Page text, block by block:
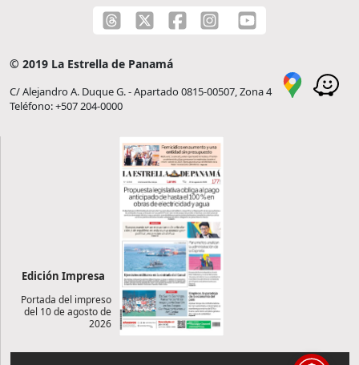
© 2019 La Estrella de Panamá
C/ Alejandro A. Duque G. - Apartado 0815-00507, Zona 4
Teléfono: +507 204-0000
Edición Impresa
Portada del impreso
del 10 de agosto de
2026